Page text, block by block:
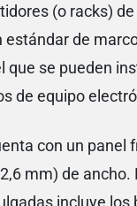
(o racks) de
estándar de
que se pueden
de equipo
con un panel
mm) de ancho.
incluye los